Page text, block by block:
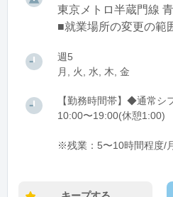
東京メトロ半蔵門線
■就業場所の変更の範
週5
月, 火, 水, 木, 金
【勤務時間帯】◆通常シ
10:00〜19:00(休憩1:00)
※残業：5〜10時間程度/